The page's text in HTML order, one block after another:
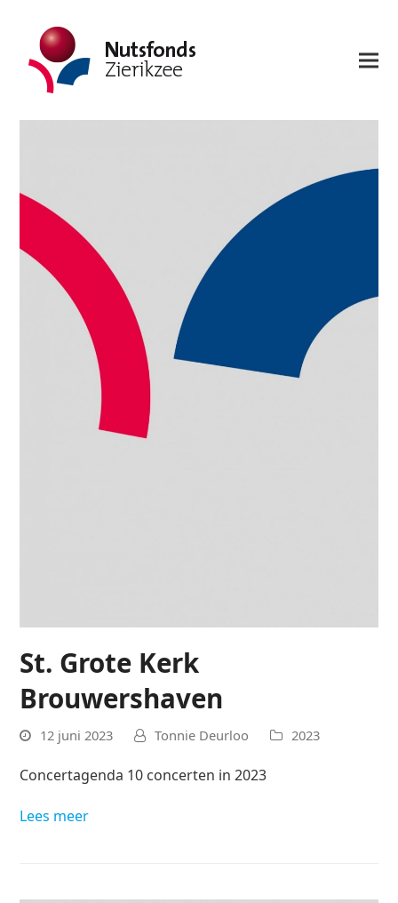
St. Grote Kerk
Brouwershaven
12 juni 2023 Tonnie Deurloo 2023
Concertagenda 10 concerten in 2023
Lees meer